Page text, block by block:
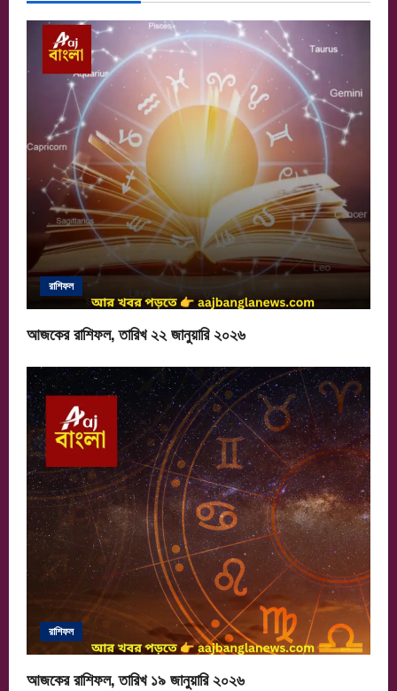
v
i
a
t
i
o
n
রাশিফল
আজকের রাশিফল, তারিখ ২২ জানুয়ারি ২০২৬
রাশিফল
আজকের রাশিফল, তারিখ ১৯ জানুয়ারি ২০২৬